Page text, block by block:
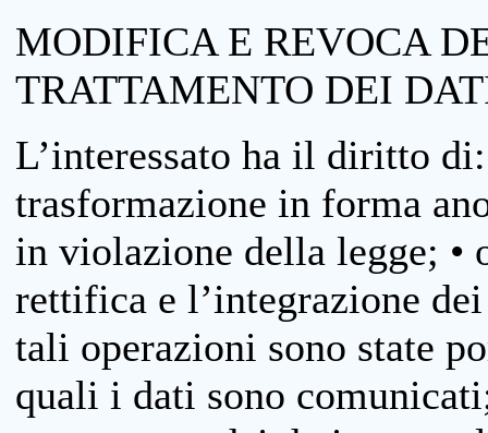
MODIFICA E REVOCA
TRATTAMENTO DEI
L’interessato ha il diritto
trasformazione in forma
in violazione della legge; •
rettifica e l’integrazione
tali operazioni sono state
quali i dati sono